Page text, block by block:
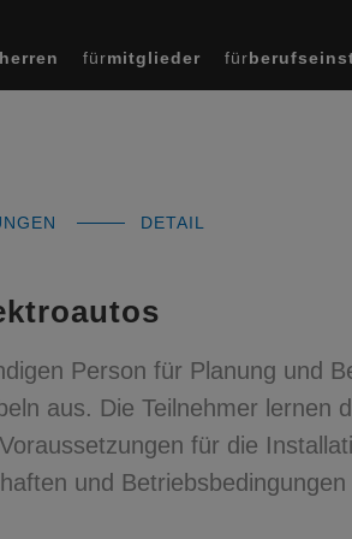
fürmitglieder für
DETAIL
Person für Planung und
aus. Die Teilnehmer lernen
für die
und Betriebsbedingungen